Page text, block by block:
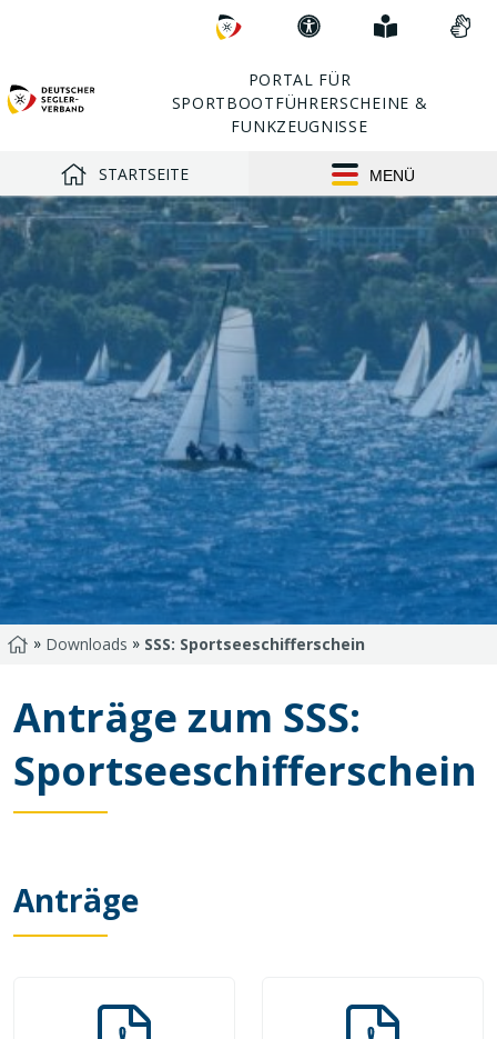
Erklärung
Barrierefreiheit
Einfach
PORTAL FÜR
SPORTBOOTFÜHRERSCHEINE &
FUNKZEUGNISSE
STARTSEITE MENÜ
Startseite
» Downloads » SSS: Sportseeschifferschein
Anträge zum SSS:
Sportseeschifferschein
Anträge